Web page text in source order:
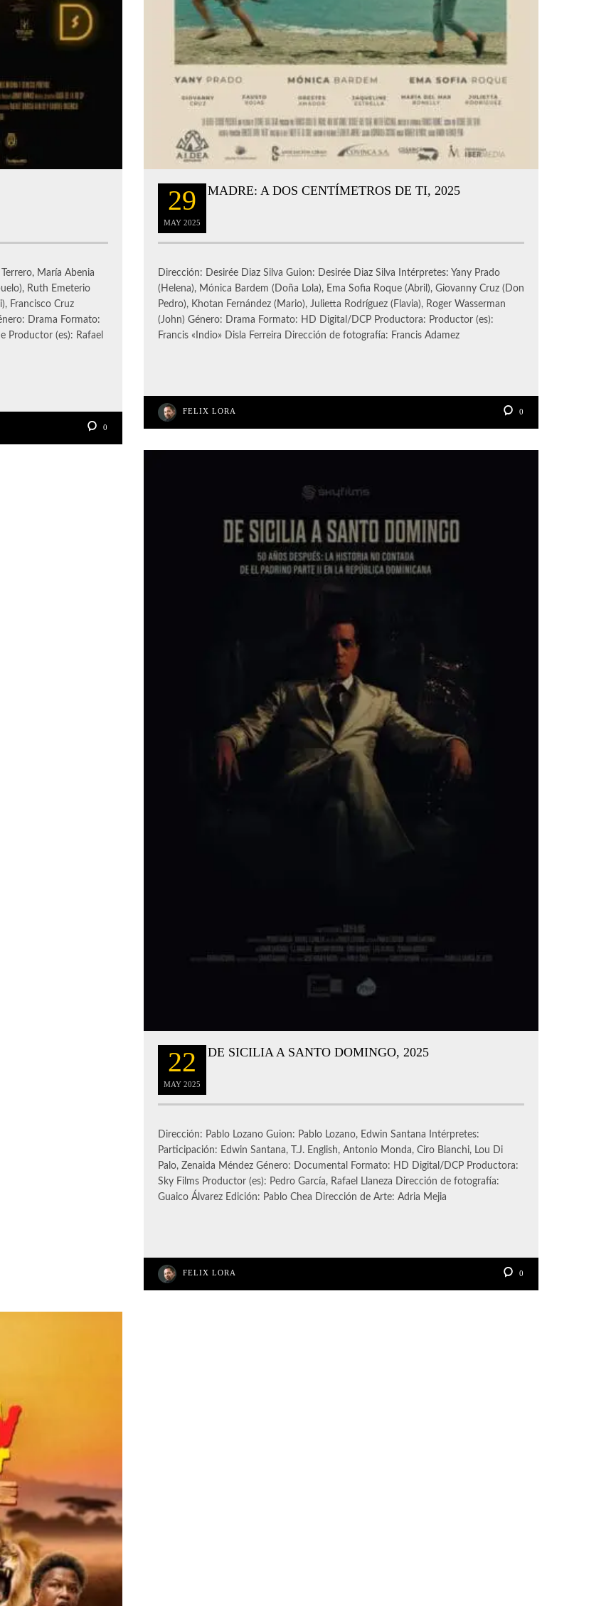
María Abenia
Ruth Emeterio
Francisco Cruz
Drama Formato:
Productor (es): Rafael
0
29
MAY 2025
MADRE: A DOS CENTÍMETROS DE TI, 2025
Dirección: Desirée Diaz Silva Guion: Desirée Diaz Silva Intérpretes: Yany Prado
(Helena), Mónica Bardem (Doña Lola), Ema Sofia Roque (Abril), Giovanny Cruz (Don
Pedro), Khotan Fernández (Mario), Julietta Rodríguez (Flavia), Roger Wasserman
(John) Género: Drama Formato: HD Digital/DCP Productora: Productor (es):
Francis «Indio» Disla Ferreira Dirección de fotografía: Francis Adamez
FELIX LORA 0
22
MAY 2025
DE SICILIA A SANTO DOMINGO, 2025
Dirección: Pablo Lozano Guion: Pablo Lozano, Edwin Santana Intérpretes:
Participación: Edwin Santana, T.J. English, Antonio Monda, Ciro Bianchi, Lou Di
Palo, Zenaida Méndez Género: Documental Formato: HD Digital/DCP Productora:
Sky Films Productor (es): Pedro García, Rafael Llaneza Dirección de fotografía:
Guaico Álvarez Edición: Pablo Chea Dirección de Arte: Adria Mejia
FELIX LORA 0